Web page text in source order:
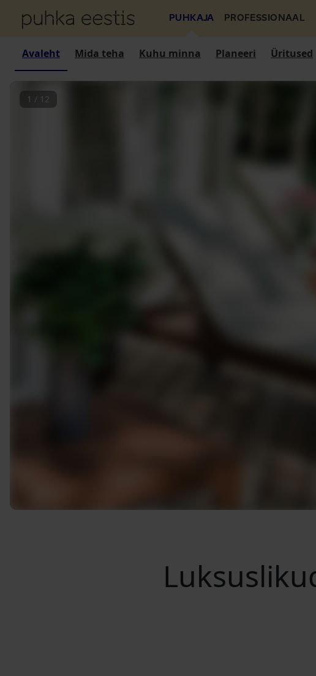
PUHKAJA PROFESSIONAAL
Avaleht Mida teha Kuhu minna Planeeri Üritused
1 / 12